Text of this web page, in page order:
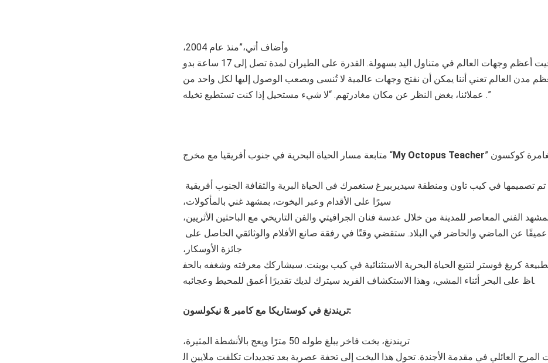
وأضاف أتي،”منذ عام 2004،
جعلت فيستاجيت أعظم وجهات العالم في متناول اليد بسهولة. القدرة على الطيران لمدة تصل إلى 17 ساعة بدو
مدن العالم تعني أننا يمكن أن نفتح وجهات عالمية لا تُنسى ويصعب الوصول إليها لكل واحد من
عملائنا، بغض النظر عن مكان مغادرتهم. “لا شيء مستحيل إذا كنت تستطيع تخيله.”
متابعة مسار الحياة البحرية في جنوب أفريقيا مع مخرج “My Octopus Teacher كوكسون
تم تصميمها في كيب تاون ومنطقة سيديربيرغ ستغمرك في الحياة البرية والثقافة الجنوب أفريقية
سيرًا على الأقدام وعبر اليخوت، بمشهد غني بالمأكولات،
الفني المعاصر للمدينة من خلال عدسة فنان الجرافيتي والفن التاريخي مع الباحثين الأثريين،
عن الماضي والحاضر في البلاد. ستقضي وقتًا في رفقة صانع الأفلام والوثائقي الحاصل على
جائزة الأوسكار،
كريغ فوستر لتتبع الحياة البحرية الاستثنائية في كيب بوينت. سيشاركك معرفته وشغفه بالحف
اظ على البحر أثناء المشي، وهذا الاستكشاف الفريد سيترك لديك تقديرًا أعمق للمحيط وعجائبه.
تريندنغ في كوستاريكا مع كامبر & نيكولسون:
تريندنغ، يخت فاخر يبلغ طوله 50 مترًا ويعج بالأنشطة المثيرة،
المرح العائلي في مقدمة الأجندة. تحول هذا اليخت إلى تحفة عصرية بعد تجديدات تكلفت ملايين ال